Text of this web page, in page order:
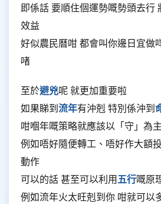
即係話 要順住個運勢嘅勢頭去行
效益
好似農民曆咁 都會叫你邊日宜做
啫
至於避兇呢 就更加重要啦
如果睇到流年有沖剋 特別係沖到
咁嗰年嘅策略就應該以「守」為
例如唔好隨便轉工、唔好作大額
動作
可以的話 甚至可以利用五行嘅原
例如流年火太旺剋到你 咁就可以